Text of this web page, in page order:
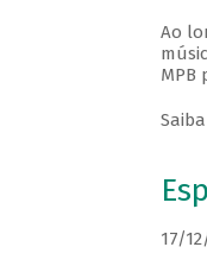
Ao
MPB
17/